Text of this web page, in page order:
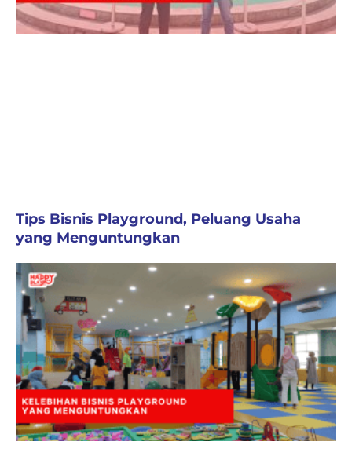
Tips Bisnis Playground, Peluang Usaha
yang Menguntungkan